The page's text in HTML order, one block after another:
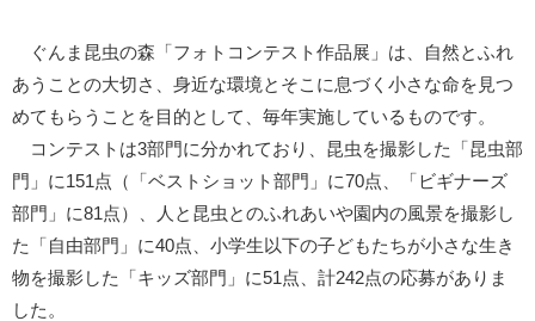
ぐんま昆虫の森「フォトコンテスト作品展」は、自然とふれ
あうことの大切さ、身近な環境とそこに息づく小さな命を見つ
めてもらうことを目的として、毎年実施しているものです。
コンテストは3部門に分かれており、昆虫を撮影した「昆虫部
門」に151点（「ベストショット部門」に70点、「ビギナーズ
部門」に81点）、人と昆虫とのふれあいや園内の風景を撮影し
た「自由部門」に40点、小学生以下の子どもたちが小さな生き
物を撮影した「キッズ部門」に51点、計242点の応募がありま
した。